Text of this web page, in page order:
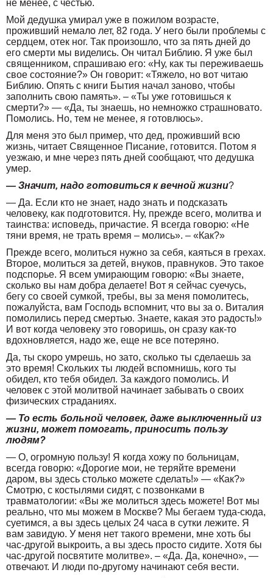
не менее, с честью.
Мой дедушка умирал уже в пожилом возрасте,
проживший немало лет, 82 года. У него были проблемы с
сердцем, отек ног. Так произошло, что за пять дней до
его смерти мы виделись. Он читал Библию. Я уже был
священником, спрашиваю его: «Ну, как ты переживаешь
свое состояние?» Он говорит: «Тяжело, но вот читаю
Библию. Опять с книги Бытия начал заново, чтобы
заполнить свою память». – «Ты уже готовишься к
смерти?» — «Да, ты знаешь, но немножко страшновато.
Помолись. Но, тем не менее, я готовлюсь».
Для меня это был пример, что дед, проживший всю
жизнь, читает Священное Писание, готовится. Потом я
уезжаю, и мне через пять дней сообщают, что дедушка
умер.
— Значит, надо готовиться к вечной жизни?
— Да. Если кто не знает, надо знать и подсказать
человеку, как подготовится. Ну, прежде всего, молитва и
таинства: исповедь, причастие. Я всегда говорю: «Не
тяни время, не трать время – молись». – «Как?»
Прежде всего, молиться нужно за себя, каяться в грехах.
Второе, молиться за детей, внуков, правнуков. Это такое
подспорье. Я всем умирающим говорю: «Вы знаете,
сколько вы нам добра делаете! Вот я сейчас суечусь,
бегу со своей сумкой, требы, вы за меня помолитесь,
пожалуйста, вам Господь вспомнит, что вы за о. Виталия
помолились перед смертью. Знаете, какая это радость!»
И вот когда человеку это говоришь, он сразу как-то
вдохновляется, надо же, еще не все потеряно.
Да, ты скоро умрешь, но зато, сколько ты сделаешь за
это время! Скольких ты людей вспомнишь, кого ты
обидел, кто тебя обидел. За каждого помолись. И
человек с этой молитвой начинает забывать о своих
физических страданиях.
— То есть больной человек, даже выключенный из
жизни, может помогать, приносить пользу
людям?
— О, огромную пользу! Я когда хожу по больницам,
всегда говорю: «Дорогие мои, не теряйте времени
даром, вы здесь столько можете сделать!» — «Как?»
Смотрю, с костылями сидят, с позвонками в
травматологии: «Вы же молиться здесь можете! Вот мы
реально, что мы можем в Москве? Мы бегаем туда-сюда,
суетимся, а вы здесь целых 24 часа в сутки лежите. Я
вам завидую. У меня нет такого времени, мне хоть бы
час-другой выкроить, а вы здесь просто сидите. Хотя бы
час-другой посвятите молитве». – «Да. Да, конечно», —
отвечают. И люди по-другому начинают себя вести.